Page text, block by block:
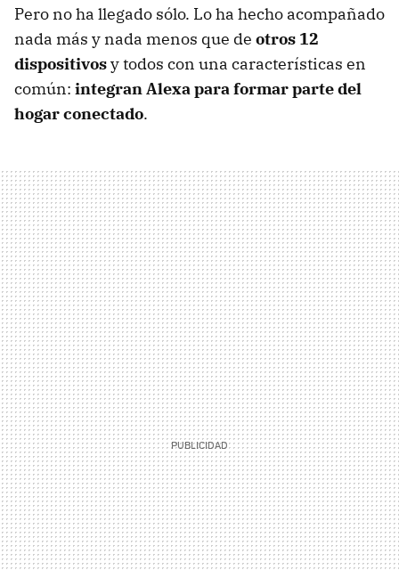
Pero no ha llegado sólo. Lo ha hecho acompañado
nada más y nada menos que de otros 12
dispositivosy todos con una características en
común: integran Alexa para formar parte del
hogar conectado.